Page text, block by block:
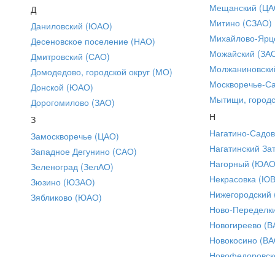
Д
Даниловский (ЮАО)
Десеновское поселение (НАО)
Дмитровский (САО)
Домодедово, городской округ (МО)
Донской (ЮАО)
Дорогомилово (ЗАО)
З
Замоскворечье (ЦАО)
Западное Дегунино (САО)
Зеленоград (ЗелАО)
Зюзино (ЮЗАО)
Зябликово (ЮАО)
Мещанский
Митино (СЗАО)
Михайлово-
Можайский
Москворечье-
Мытищи,
Н
Нагатино-
Нагатинский
Нагорный
Некрасовка
Ново-
Новогиреево
Новокосино